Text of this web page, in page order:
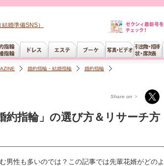
婚準備SNS）
婚約指輪・結婚指輪
婚約指輪
Share on >
約指輪」の選び方＆リサーチ方
男性も多いのでは？この記事では先輩花婿がどのよ